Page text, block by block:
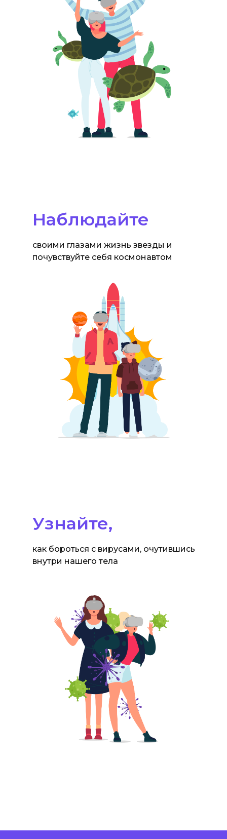
своими глазами жизнь звезды и
почувствуйте себя космонавтом
Наблюдайте
как бороться с вирусами, очутившись
внутри нашего тела
Узнайте,